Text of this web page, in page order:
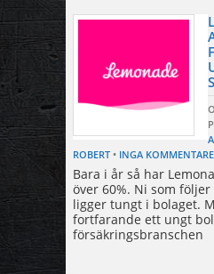
ROBERT • INGA
Bara i år så har
över 60%. Ni som
ligger tungt i bolaget.
fortfarande ett ungt
försäkringsbranschen